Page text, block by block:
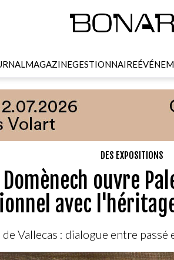
MAGAZINEGESTIONNAIRE
DES EXPOSITIONS
ouvre
avec
Vallecas : dialogue entre